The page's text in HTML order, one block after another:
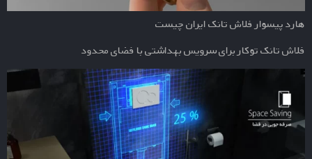
هارد پیسوار فلاش تانک ایران چیست
فلاش تانک توکار برای سرویس بهداشتی با فضای محدود